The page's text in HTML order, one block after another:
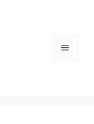
Menú